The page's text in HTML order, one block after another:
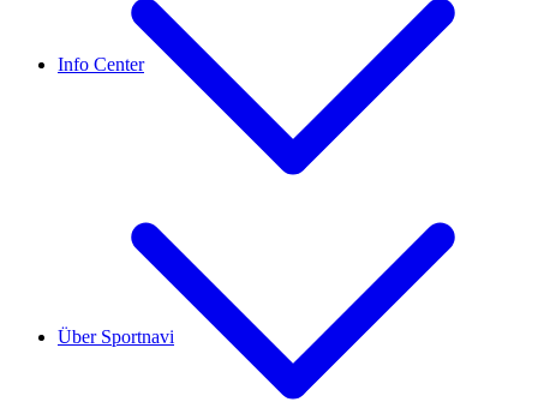
Über Sportnavi
Info Center